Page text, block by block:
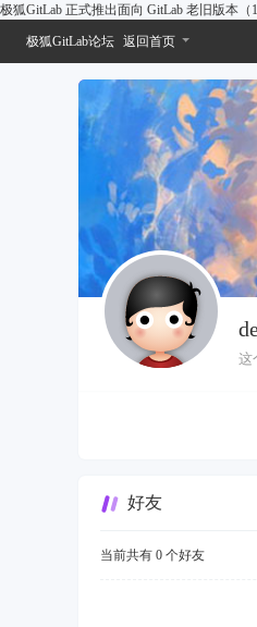
极狐GitLab 正式推出面向 GitLab 老旧版本
极狐GitLab论坛 返回首页
这
好友
当前共有 0 个好友